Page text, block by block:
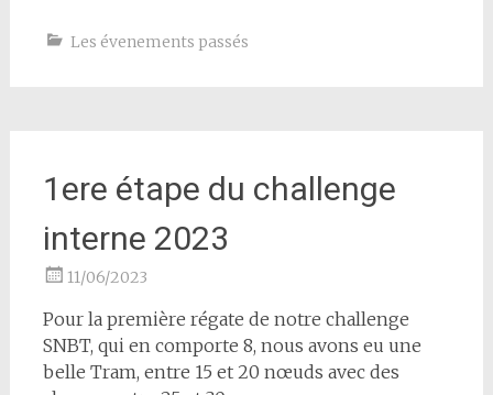
Les évenements passés
1ere étape du challenge
interne 2023
11/06/2023
Pour la première régate de notre challenge
SNBT, qui en comporte 8, nous avons eu une
belle Tram, entre 15 et 20 nœuds avec des